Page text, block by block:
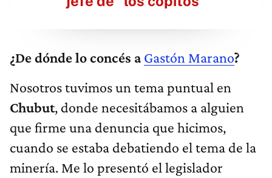
¿De dónde lo concés aGastón Marano?
Nosotros tuvimos un tema puntual en
Chubut, donde necesitábamos a alguien
que firme una denuncia que hicimos,
cuando se estaba debatiendo el tema de la
minería. Me lo presentó el legislador